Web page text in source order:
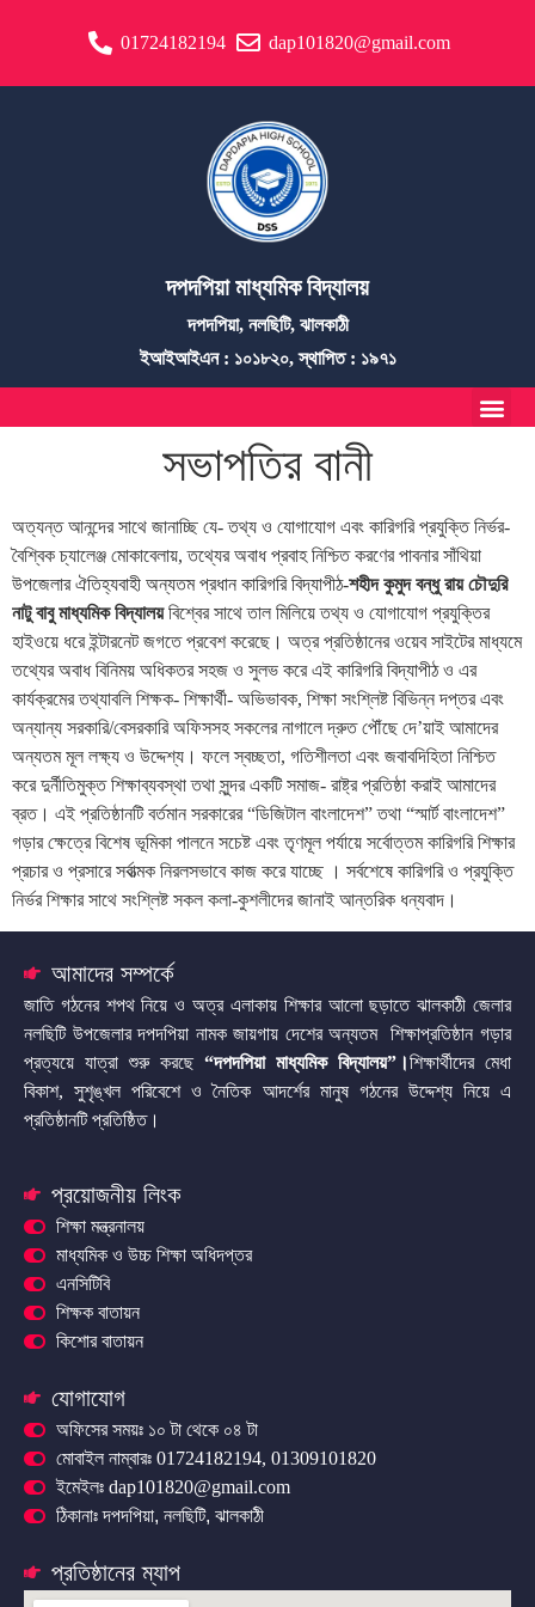
01724182194 dap101820@gmail.com
দপদপিয়া মাধ্যমিক বিদ্যালয়
দপদপিয়া, নলছিটি, ঝালকাঠী
ইআইআইএন : ১০১৮২০, স্থাপিত : ১৯৭১
সভাপতির বানী
অত্যন্ত আনন্দের সাথে জানাচ্ছি যে- তথ্য ও যোগাযোগ এবং কারিগরি প্রযুক্তি নির্ভর-
বৈশ্বিক চ্যালেঞ্জ মোকাবেলায়, তথ্যের অবাধ প্রবাহ নিশ্চিত করণের পাবনার সাঁথিয়া
উপজেলার ঐতিহ্যবাহী অন্যতম প্রধান কারিগরি বিদ্যাপীঠ-শহীদ কুমুদ বন্ধু রায় চৌদুরি
নাটু বাবু মাধ্যমিক বিদ্যালয়বিশ্বের সাথে তাল মিলিয়ে তথ্য ও যোগাযোগ প্রযুক্তির
হাইওয়ে ধরে ইন্টারনেট জগতে প্রবেশ করেছে। অত্র প্রতিষ্ঠানের ওয়েব সাইটের মাধ্যমে
তথ্যের অবাধ বিনিময় অধিকতর সহজ ও সুলভ করে এই কারিগরি বিদ্যাপীঠ ও এর
কার্যক্রমের তথ্যাবলি শিক্ষক- শিক্ষার্থী- অভিভাবক, শিক্ষা সংশ্লিষ্ট বিভিন্ন দপ্তর এবং
অন্যান্য সরকারি/বেসরকারি অফিসসহ সকলের নাগালে দ্রুত পৌঁছে দে’য়াই আমাদের
অন্যতম মূল লক্ষ্য ও উদ্দেশ্য। ফলে স্বচ্ছতা, গতিশীলতা এবং জবাবদিহিতা নিশ্চিত
করে দুর্নীতিমুক্ত শিক্ষাব্যবস্থা তথা সুন্দর একটি সমাজ- রাষ্ট্র প্রতিষ্ঠা করাই আমাদের
ব্রত। এই প্রতিষ্ঠানটি বর্তমান সরকারের “ডিজিটাল বাংলাদেশ” তথা “স্মার্ট বাংলাদেশ”
গড়ার ক্ষেত্রে বিশেষ ভূমিকা পালনে সচেষ্ট এবং তৃণমূল পর্যায়ে সর্বোত্তম কারিগরি শিক্ষার
প্রচার ও প্রসারে সর্বাত্মক নিরলসভাবে কাজ করে যাচ্ছে । সর্বশেষে কারিগরি ও প্রযুক্তি
নির্ভর শিক্ষার সাথে সংশ্লিষ্ট সকল কলা-কুশলীদের জানাই আন্তরিক ধন্যবাদ।
আমাদের সম্পর্কে
জাতি গঠনের শপথ নিয়ে ও অত্র এলাকায় শিক্ষার আলো ছড়াতে ঝালকাঠী জেলার
নলছিটি উপজেলার দপদপিয়া নামক জায়গায় দেশের অন্যতম শিক্ষাপ্রতিষ্ঠান গড়ার
প্রত্যয়ে যাত্রা শুরু করছে “দপদপিয়া মাধ্যমিক বিদ্যালয়” ।শিক্ষার্থীদের মেধা
বিকাশ, সুশৃঙ্খল পরিবেশে ও নৈতিক আদর্শের মানুষ গঠনের উদ্দেশ্য নিয়ে এ
প্রতিষ্ঠানটি প্রতিষ্ঠিত।
প্রয়োজনীয় লিংক
শিক্ষা মন্ত্রনালয়
মাধ্যমিক ও উচ্চ শিক্ষা অধিদপ্তর
এনসিটিবি
শিক্ষক বাতায়ন
কিশোর বাতায়ন
যোগাযোগ
অফিসের সময়ঃ ১০ টা থেকে ০৪ টা
মোবাইল নাম্বারঃ 01724182194, 01309101820
ইমেইলঃ dap101820@gmail.com
ঠিকানাঃ দপদপিয়া, নলছিটি, ঝালকাঠী
প্রতিষ্ঠানের ম্যাপ